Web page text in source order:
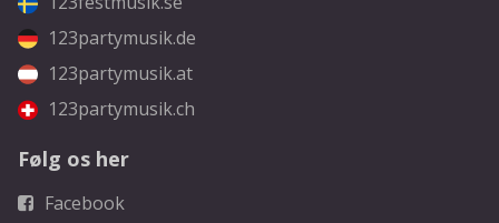
123partymusik.de
123partymusik.at
123partymusik.ch
Følg os her
Facebook